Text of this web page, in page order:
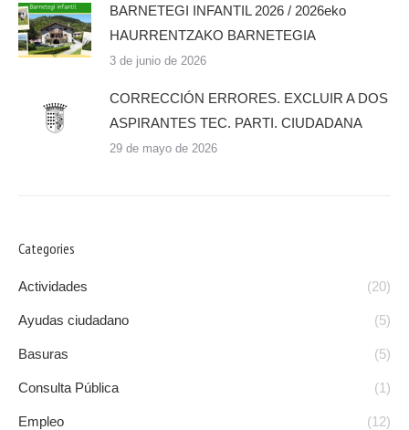
BARNETEGI INFANTIL 2026 / 2026eko
HAURRENTZAKO BARNETEGIA
3 de junio de 2026
CORRECCIÓN ERRORES. EXCLUIR A DOS
ASPIRANTES TEC. PARTI. CIUDADANA
29 de mayo de 2026
Categories
Actividades (20)
Ayudas ciudadano (5)
Basuras (5)
Consulta Pública (1)
Empleo (12)